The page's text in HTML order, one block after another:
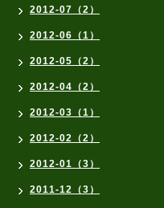
2012-07（2）
2012-06（1）
2012-05（2）
2012-04（2）
2012-03（1）
2012-02（2）
2012-01（3）
2011-12（3）